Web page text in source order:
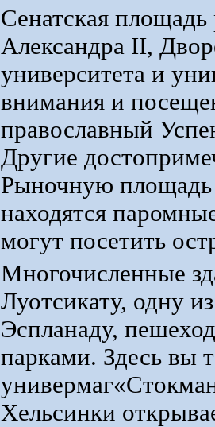
Сенатская
Александра II,
университета и
внимания и
православный
Другие
Рыночную площадь
находятся
могут посетить
Многочисленные
Луотсикату, одну
Эспланаду,
парками. Здесь вы
Хельсинки